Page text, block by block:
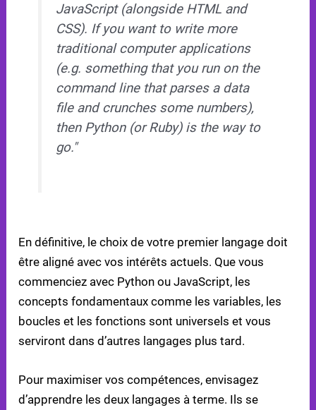
JavaScript (alongside HTML and
CSS). If you want to write more
traditional computer applications
(e.g. something that you run on the
command line that parses a data
file and crunches some numbers),
then Python (or Ruby) is the way to
go."
En définitive, le choix de votre premier langage doit
être aligné avec vos intérêts actuels. Que vous
commenciez avec Python ou JavaScript, les
concepts fondamentaux comme les variables, les
boucles et les fonctions sont universels et vous
serviront dans d’autres langages plus tard.
Pour maximiser vos compétences, envisagez
d’apprendre les deux langages à terme. Ils se